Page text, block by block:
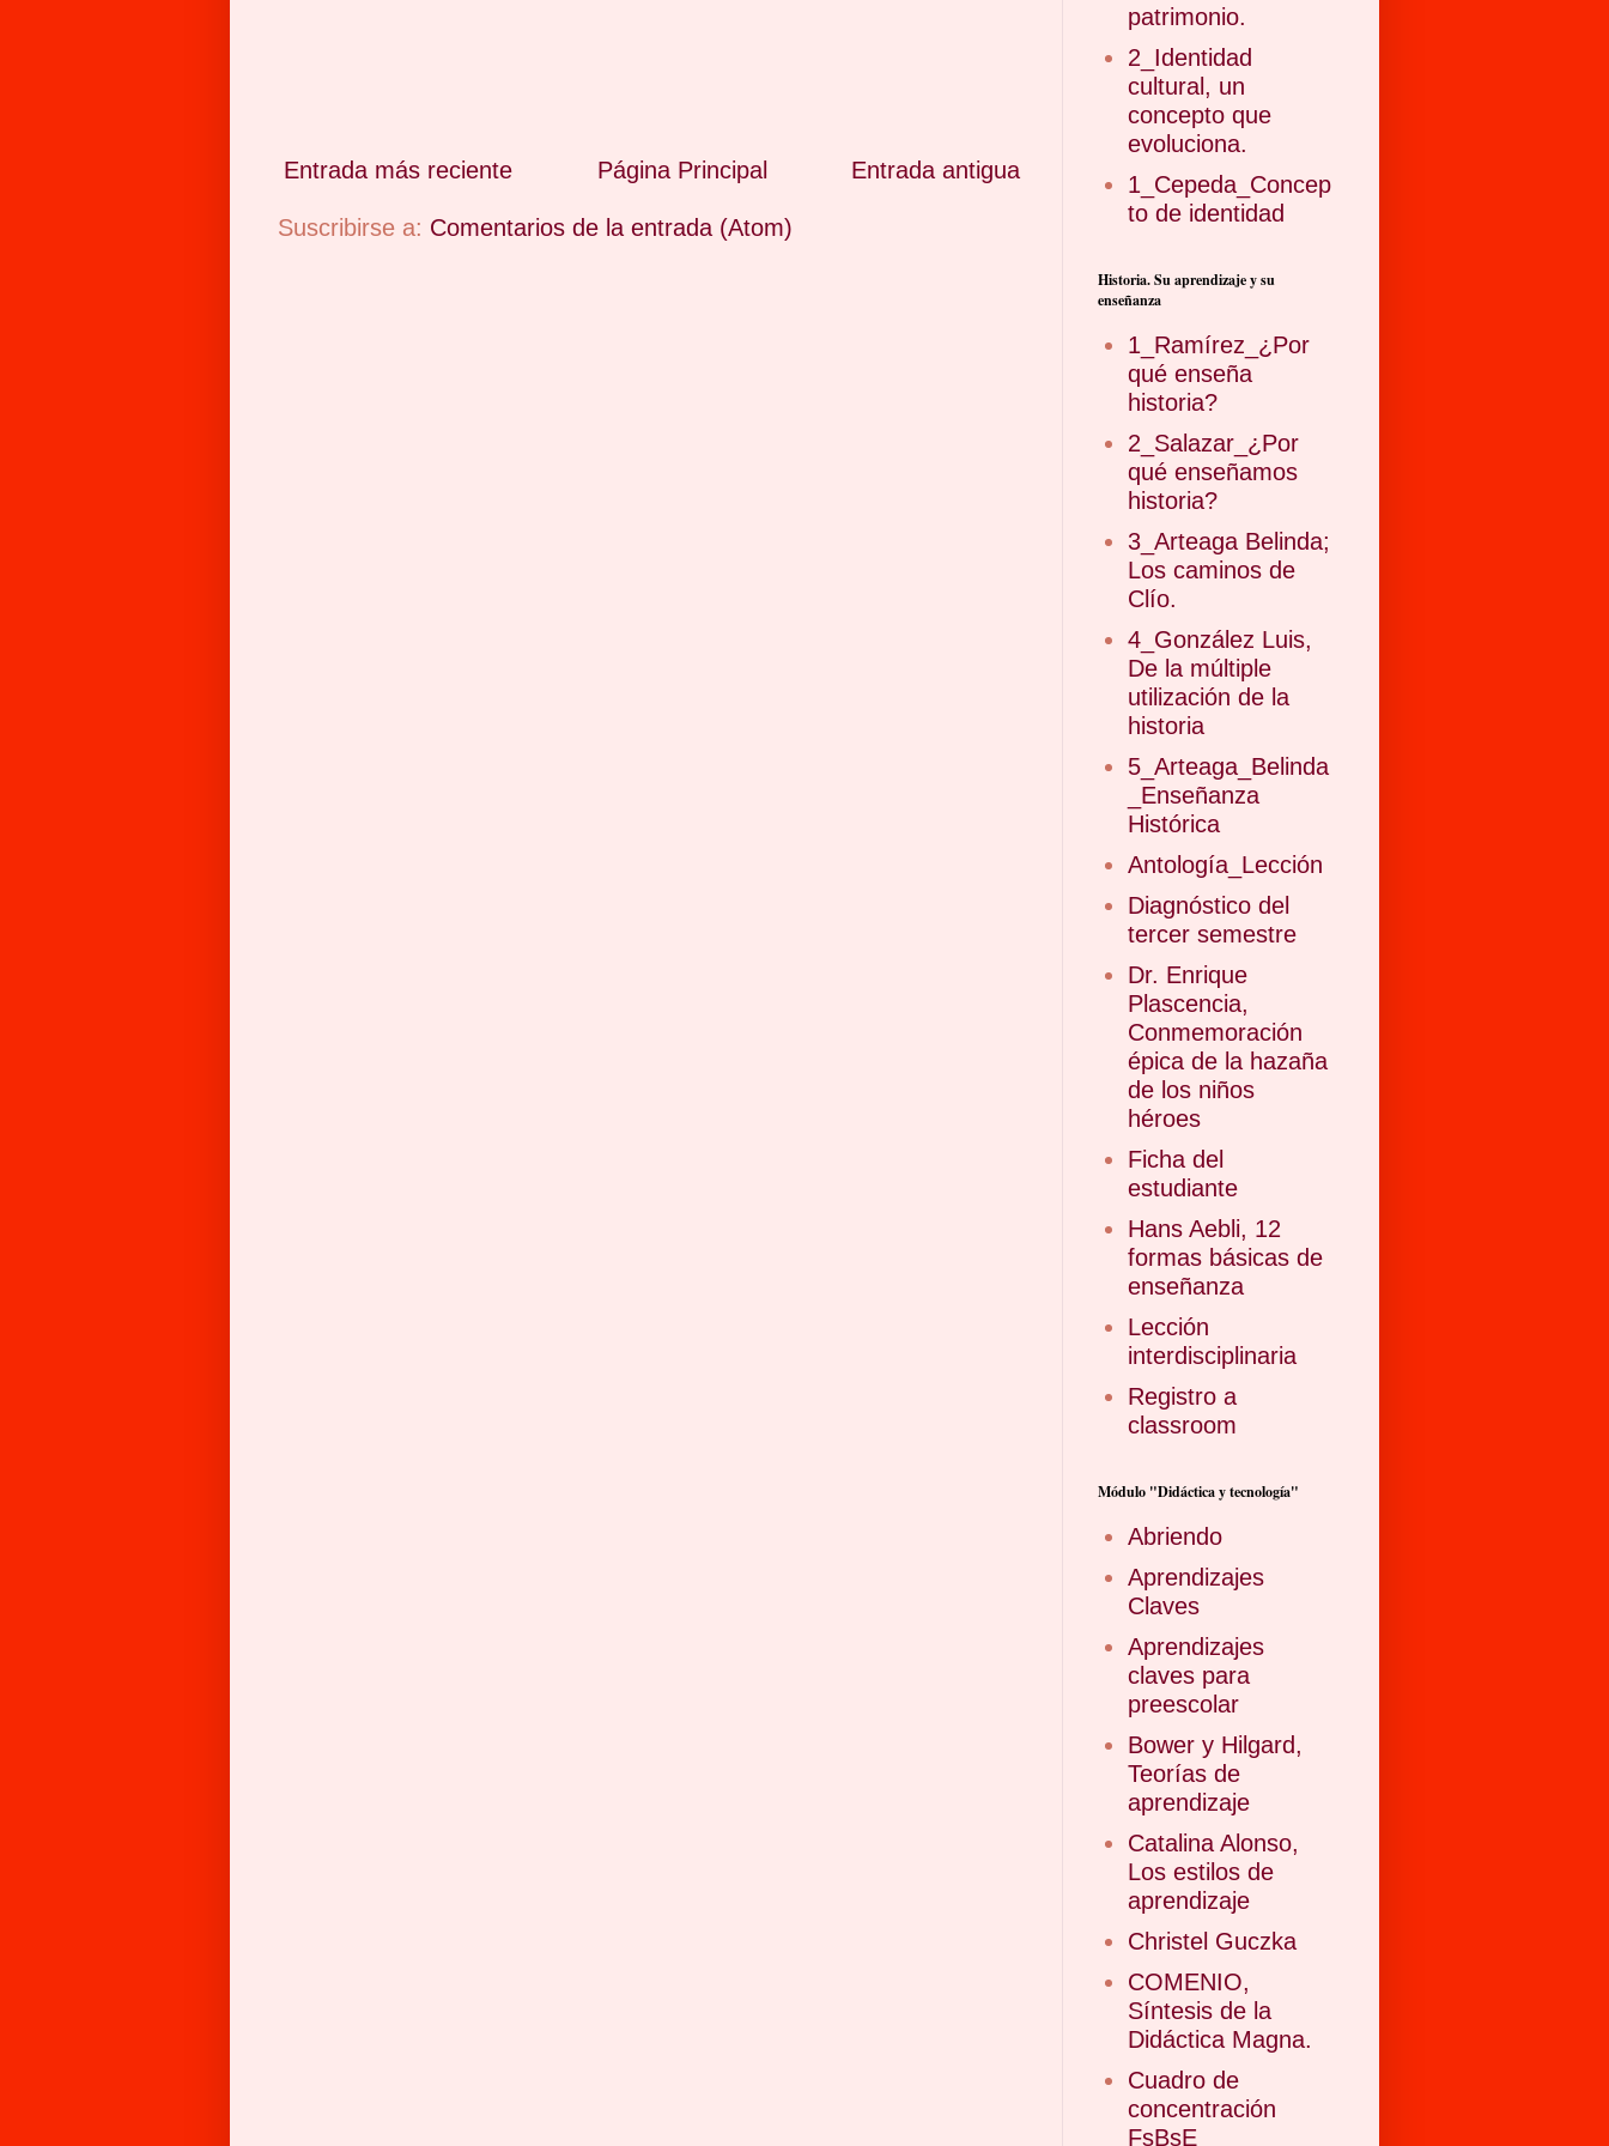
Entrada más reciente Entrada antigua
Página Principal
Suscribirse a: Comentarios de la entrada (Atom)
patrimonio.
2_Identidad
cultural, un
concepto que
evoluciona.
1_Cepeda_Concep
to de identidad
Historia. Su aprendizaje y su
enseñanza
1_Ramírez_¿Por
qué enseña
historia?
2_Salazar_¿Por
qué enseñamos
historia?
3_Arteaga Belinda;
Los caminos de
Clío.
4_González Luis,
De la múltiple
utilización de la
historia
5_Arteaga_Belinda
_Enseñanza
Histórica
Antología_Lección
Diagnóstico del
tercer semestre
Dr. Enrique
Plascencia,
Conmemoración
épica de la hazaña
de los niños
héroes
Ficha del
estudiante
Hans Aebli, 12
formas básicas de
enseñanza
Lección
interdisciplinaria
Registro a
classroom
Módulo "Didáctica y tecnología"
Abriendo
Aprendizajes
Claves
Aprendizajes
claves para
preescolar
Bower y Hilgard,
Teorías de
aprendizaje
Catalina Alonso,
Los estilos de
aprendizaje
Christel Guczka
COMENIO,
Síntesis de la
Didáctica Magna.
Cuadro de
concentración
FsBsE